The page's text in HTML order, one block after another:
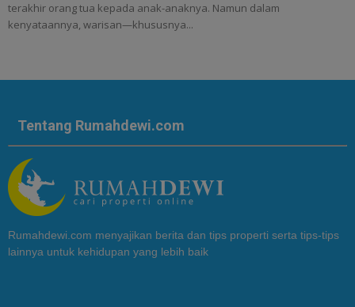
terakhir orang tua kepada anak-anaknya. Namun dalam
kenyataannya, warisan—khususnya...
Tentang Rumahdewi.com
Rumahdewi.com menyajikan berita dan tips properti serta tips-tips
lainnya untuk kehidupan yang lebih baik